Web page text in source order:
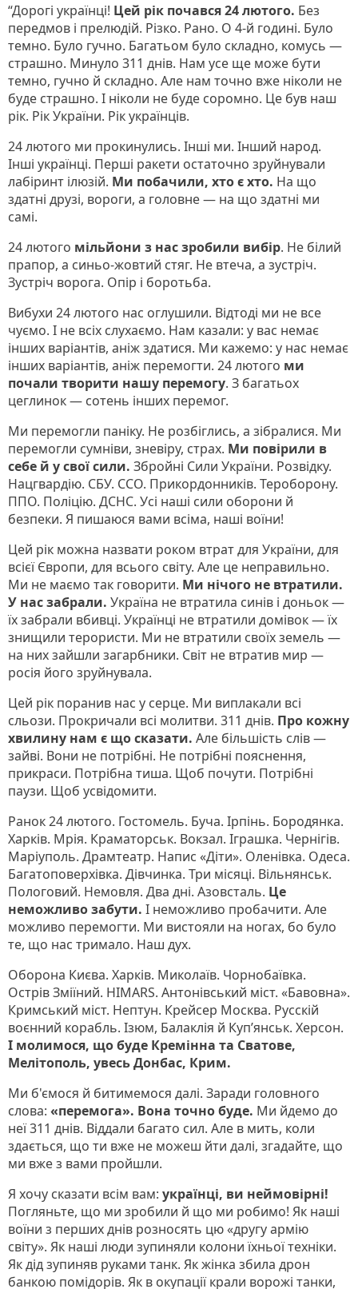
“Дорогі українці! Цей рік почався 24 лютого. Без
передмов і прелюдій. Різко. Рано. О 4-й годині. Було
темно. Було гучно. Багатьом було складно, комусь —
страшно. Минуло 311 днів. Нам усе ще може бути
темно, гучно й складно. Але нам точно вже ніколи не
буде страшно. І ніколи не буде соромно. Це був наш
рік. Рік України. Рік українців.
24 лютого ми прокинулись. Інші ми. Інший народ.
Інші українці. Перші ракети остаточно зруйнували
лабіринт ілюзій. Ми побачили, хто є хто. На що
здатні друзі, вороги, а головне — на що здатні ми
самі.
24 лютого мільйони з нас зробили вибір. Не білий
прапор, а синьо-жовтий стяг. Не втеча, а зустріч.
Зустріч ворога. Опір і боротьба.
Вибухи 24 лютого нас оглушили. Відтоді ми не все
чуємо. І не всіх слухаємо. Нам казали: у вас немає
інших варіантів, аніж здатися. Ми кажемо: у нас немає
інших варіантів, аніж перемогти. 24 лютого ми
почали творити нашу перемогу. З багатьох
цеглинок — сотень інших перемог.
Ми перемогли паніку. Не розбіглись, а зібралися. Ми
перемогли сумніви, зневіру, страх. Ми повірили в
себе й у свої сили. Збройні Сили України. Розвідку.
Нацгвардію. СБУ. ССО. Прикордонників. Тероборону.
ППО. Поліцію. ДСНС. Усі наші сили оборони й
безпеки. Я пишаюся вами всіма, наші воїни!
Цей рік можна назвати роком втрат для України, для
всієї Європи, для всього світу. Але це неправильно.
Ми не маємо так говорити. Ми нічого не втратили.
У нас забрали. Україна не втратила синів і доньок —
їх забрали вбивці. Українці не втратили домівок — їх
знищили терористи. Ми не втратили своїх земель —
на них зайшли загарбники. Світ не втратив мир —
росія його зруйнувала.
Цей рік поранив нас у серце. Ми виплакали всі
сльози. Прокричали всі молитви. 311 днів. Про кожну
хвилину нам є що сказати. Але більшість слів —
зайві. Вони не потрібні. Не потрібні пояснення,
прикраси. Потрібна тиша. Щоб почути. Потрібні
паузи. Щоб усвідомити.
Ранок 24 лютого. Гостомель. Буча. Ірпінь. Бородянка.
Харків. Мрія. Краматорськ. Вокзал. Іграшка. Чернігів.
Маріуполь. Драмтеатр. Напис «Діти». Оленівка. Одеса.
Багатоповерхівка. Дівчинка. Три місяці. Вільнянськ.
Пологовий. Немовля. Два дні. Азовсталь. Це
неможливо забути. І неможливо пробачити. Але
можливо перемогти. Ми вистояли на ногах, бо було
те, що нас тримало. Наш дух.
Оборона Києва. Харків. Миколаїв. Чорнобаївка.
Острів Зміїний. HIMARS. Антонівський міст. «Бавовна».
Кримський міст. Нептун. Крейсер Москва. Русскій
воєнний корабль. Ізюм, Балаклія й Куп’янськ. Херсон.
І молимося, що буде Кремінна та Сватове,
Мелітополь, увесь Донбас, Крим.
Ми б'ємося й битимемося далі. Заради головного
слова: «перемога». Вона точно буде. Ми йдемо до
неї 311 днів. Віддали багато сил. Але в мить, коли
здається, що ти вже не можеш йти далі, згадайте, що
ми вже з вами пройшли.
Я хочу сказати всім вам: українці, ви неймовірні!
Погляньте, що ми зробили й що ми робимо! Як наші
воїни з перших днів розносять цю «другу армію
світу». Як наші люди зупиняли колони їхньої техніки.
Як дід зупиняв руками танк. Як жінка збила дрон
банкою помідорів. Як в окупації крали ворожі танки,